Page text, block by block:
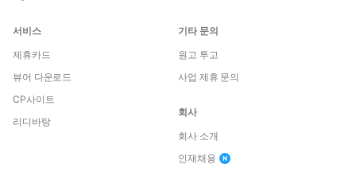
서비스
제휴카드
뷰어 다운로드
CP사이트
리디바탕
기타 문의
원고 투고
사업 제휴 문의
회사
회사 소개
인재채용